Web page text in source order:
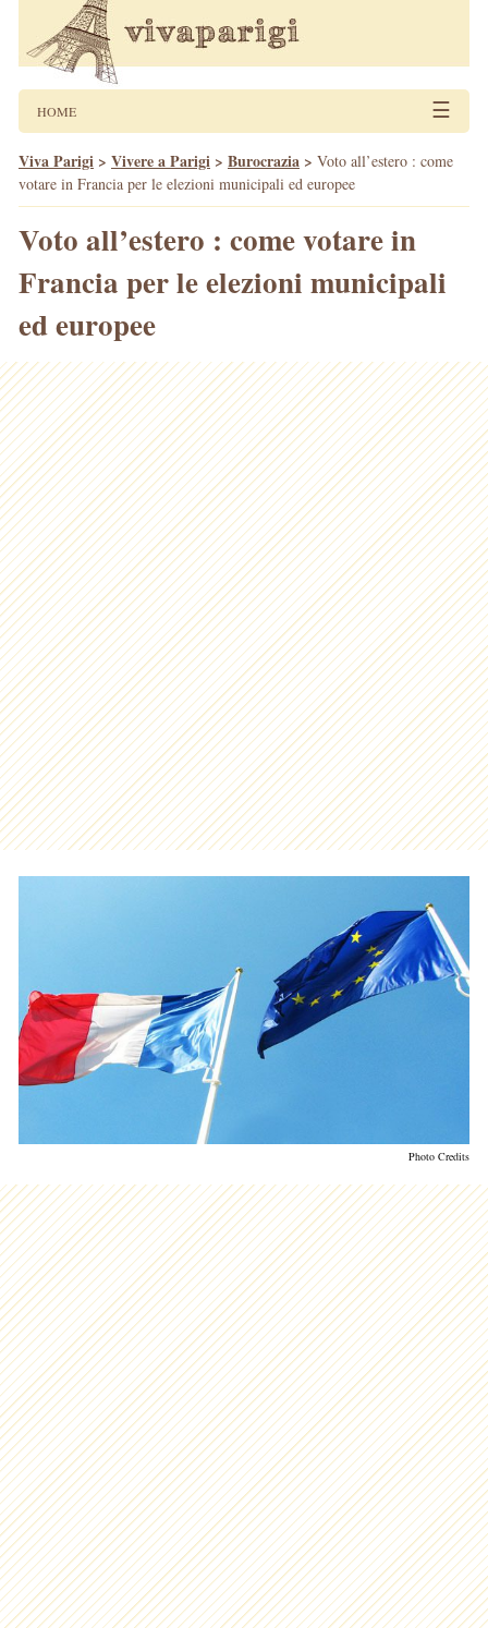
HOME ☰
Viva Parigi > Vivere a Parigi > Burocrazia > Voto all’estero : come
votare in Francia per le elezioni municipali ed europee
Voto all’estero : come votare in
Francia per le elezioni municipali
ed europee
Photo Credits